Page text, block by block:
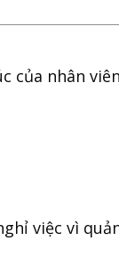
của nhân
việc vì